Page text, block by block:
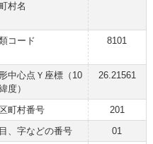
村名
コード 8101
中心点Ｙ座標（10
度）
26.21561
町村番号
201
、字などの番号 01